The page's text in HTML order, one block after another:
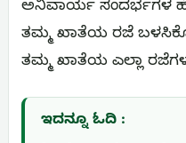
ಅನಿವಾರ್ಯ ಸಂದರ್ಭಗಳ
ತಮ್ಮ ಖಾತೆಯ ರಜೆ
ತಮ್ಮ ಖಾತೆಯ ಎಲ್ಲಾ
ಇದನ್ನೂ ಓದಿ :